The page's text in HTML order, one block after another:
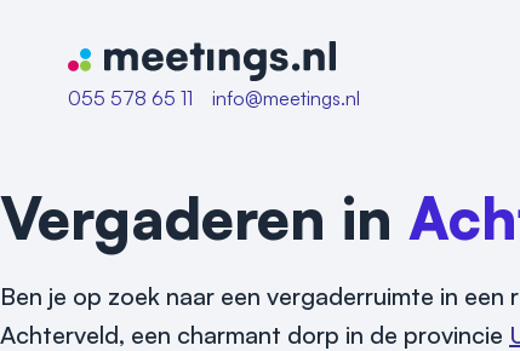
Naar home van Meetings
055 578 65 11
info@meetings.nl
Vergaderen in
Ben je op zoek naar een vergaderruimte in
Achterveld, een charmant dorp in de provincie